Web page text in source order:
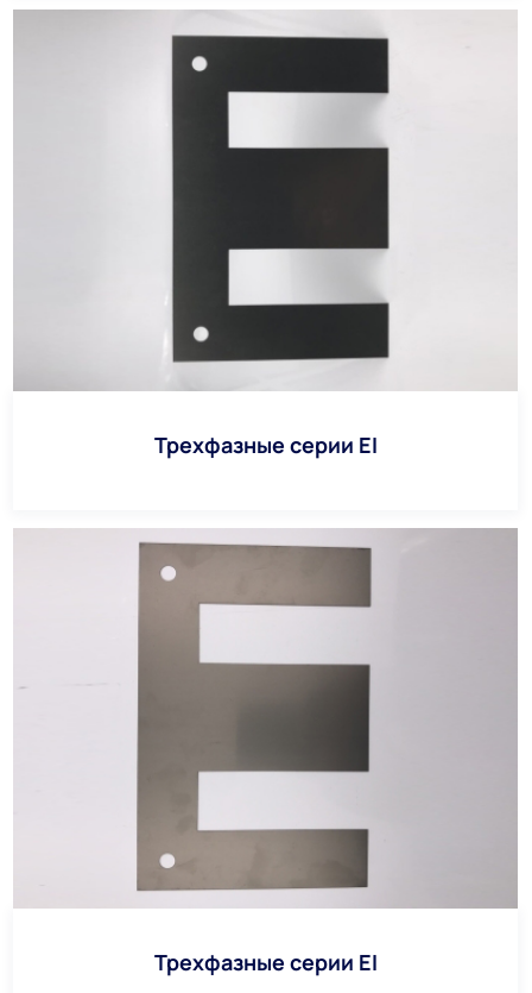
Трехфазные серии EI
Трехфазные серии EI